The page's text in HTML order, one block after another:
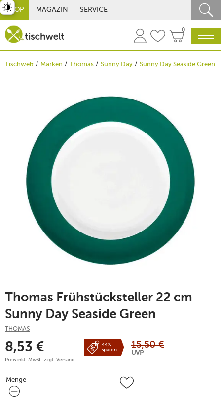
SHOP MAGAZIN SERVICE
0
Tischwelt Marken Thomas Sunny Day Sunny Day Seaside Green
Thomas Frühstücksteller 22 cm
Sunny Day Seaside Green
THOMAS
8,53 €
Preis inkl. MwSt. zzgl. Versand
44%
sparen
15,50 €
UVP
Menge
Menge
umschalten